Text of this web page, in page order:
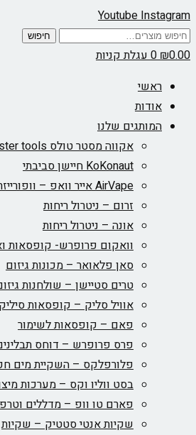
YoutubeInstagram
חיפוש
עבור:
חיפוש
₪0.00
0עגלת קניות
ראשי
אודות
המותגים שלנו
אקווה מסטר טולס Aqua Master tools
KoKonaut חיישן סביבתי
AirVape אייר וואפ – וופורייזר
זרום – ניטרול ריחות
אונה – ניטרול ריחות
וואקום פרופרש- קופסאות
סאן פלאואר – מכונות גיזום
טרים סטיישן – שולחנות
אוויל סליק – קופסאות
פאם – קופסאות לשימור
פרס פרופרש – דוחס
פלורפלקס – השקיית מים
בסט ווליו וקס – מערכות
פארם טו וופ – מדללים
שקיות אנטי סטטיק – שקיות